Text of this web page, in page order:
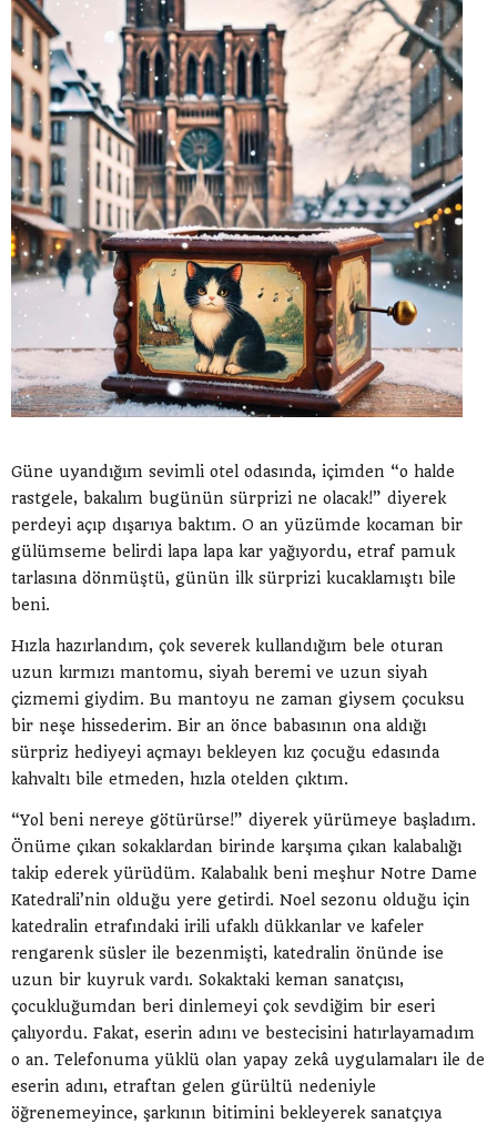
Güne uyandığım sevimli otel odasında, içimden “o halde
rastgele, bakalım bugünün sürprizi ne olacak!” diyerek
perdeyi açıp dışarıya baktım. O an yüzümde kocaman bir
gülümseme belirdi lapa lapa kar yağıyordu, etraf pamuk
tarlasına dönmüştü, günün ilk sürprizi kucaklamıştı bile
beni.
Hızla hazırlandım, çok severek kullandığım bele oturan
uzun kırmızı mantomu, siyah beremi ve uzun siyah
çizmemi giydim. Bu mantoyu ne zaman giysem çocuksu
bir neşe hissederim. Bir an önce babasının ona aldığı
sürpriz hediyeyi açmayı bekleyen kız çocuğu edasında
kahvaltı bile etmeden, hızla otelden çıktım.
“Yol beni nereye götürürse!” diyerek yürümeye başladım.
Önüme çıkan sokaklardan birinde karşıma çıkan kalabalığı
takip ederek yürüdüm. Kalabalık beni meşhur Notre Dame
Katedrali’nin olduğu yere getirdi. Noel sezonu olduğu için
katedralin etrafındaki irili ufaklı dükkanlar ve kafeler
rengarenk süsler ile bezenmişti, katedralin önünde ise
uzun bir kuyruk vardı. Sokaktaki keman sanatçısı,
çocukluğumdan beri dinlemeyi çok sevdiğim bir eseri
çalıyordu. Fakat, eserin adını ve bestecisini hatırlayamadım
o an. Telefonuma yüklü olan yapay zekâ uygulamaları ile de
eserin adını, etraftan gelen gürültü nedeniyle
öğrenemeyince, şarkının bitimini bekleyerek sanatçıya